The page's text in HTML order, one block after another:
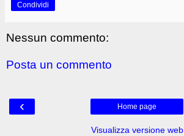
Condividi
Nessun commento:
Posta un commento
‹ Home page
Visualizza versione web